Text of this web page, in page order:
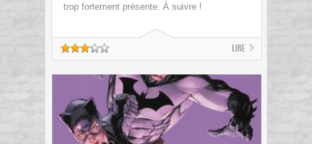
trop fortement présente. À suivre !
Lire